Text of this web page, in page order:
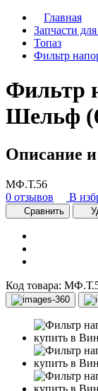
Главная
Запчасти
Топаз
Фильтр
Фильтр
Шельф
Описание и
МФ.Т.56
0 отзывов
В
Сравнить
Код товара: